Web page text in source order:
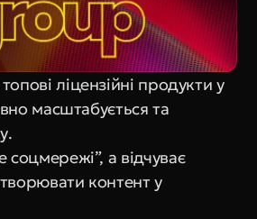
ліцензійні продукти у
масштабується та
а відчуває
контент у